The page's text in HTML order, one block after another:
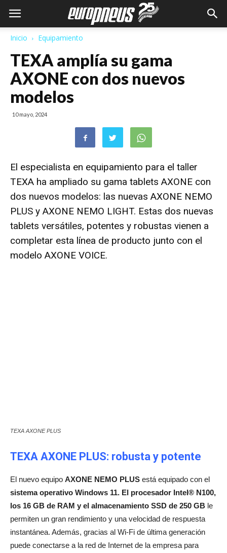
Inicio Equipamiento
TEXA amplía su gama
AXONE con dos nuevos
modelos
10 mayo, 2024
El especialista en equipamiento para el taller
TEXA ha ampliado su gama tablets AXONE con
dos nuevos modelos: las nuevas AXONE NEMO
PLUS y AXONE NEMO LIGHT. Estas dos nuevas
tablets versátiles, potentes y robustas vienen a
completar esta línea de producto junto con el
modelo AXONE VOICE.
TEXA AXONE PLUS
TEXA AXONE PLUS: robusta y potente
El nuevo equipo AXONE NEMO PLUS está equipado con el
sistema operativo Windows 11. El procesador Intel® N100,
los 16 GB de RAM y el almacenamiento SSD de 250 GB le
permiten un gran rendimiento y una velocidad de respuesta
instantánea. Además, gracias al Wi-Fi de última generación
puede conectarse a la red de Internet de la empresa para